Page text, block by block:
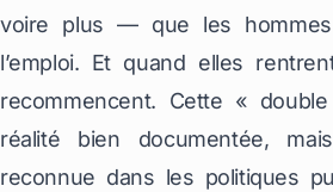
voire plus — que les
l’emploi. Et quand elles
recommencent. Cette «
réalité bien documentée,
reconnue dans les politiques